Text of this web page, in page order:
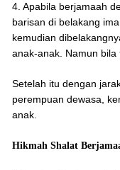
4. Apabila berjamaah
barisan di belakang
kemudian
anak-anak. Namun
Setelah itu dengan
perempuan dewasa,
anak.
Hikmah Shalat